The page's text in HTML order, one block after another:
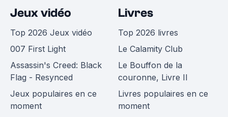
Jeux vidéo
Top 2026 Jeux vidéo
007 First Light
Assassin's Creed: Black
Flag - Resynced
Jeux populaires en ce
moment
Livres
Top 2026 livres
Le Calamity Club
Le Bouffon de la
couronne, Livre II
Livres populaires en ce
moment